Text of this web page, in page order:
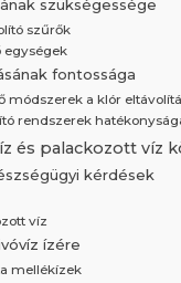
szükségessége
szűrők
egységek
fontossága
módszerek a klór
rendszerek
és palackozott víz
kérdések
víz
ízére
mellékízek